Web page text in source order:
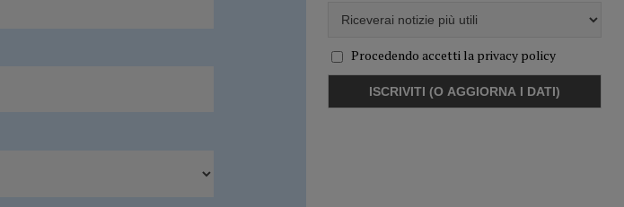
Procedendo accetti la privacy policy